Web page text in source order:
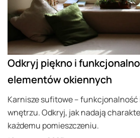
Odkryj piękno i
elementów okiennych
Karnisze sufitowe – funkcjonalność
wnętrzu. Odkryj, jak nadają
każdemu pomieszczeniu.